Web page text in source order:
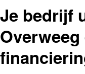
Je bedrijf